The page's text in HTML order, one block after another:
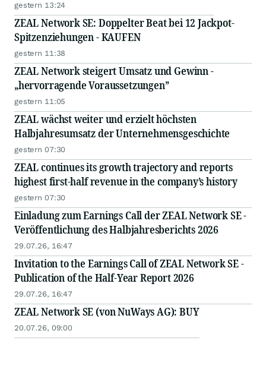
gestern 13:24
ZEAL Network SE: Doppelter Beat bei 12 Jackpot-
Spitzenziehungen - KAUFEN
gestern 11:38
ZEAL Network steigert Umsatz und Gewinn -
„hervorragende Voraussetzungen”
gestern 11:05
ZEAL wächst weiter und erzielt höchsten
Halbjahresumsatz der Unternehmensgeschichte
gestern 07:30
ZEAL continues its growth trajectory and reports
highest first-half revenue in the company’s history
gestern 07:30
Einladung zum Earnings Call der ZEAL Network SE -
Veröffentlichung des Halbjahresberichts 2026
29.07.26, 16:47
Invitation to the Earnings Call of ZEAL Network SE -
Publication of the Half-Year Report 2026
29.07.26, 16:47
ZEAL Network SE (von NuWays AG): BUY
20.07.26, 09:00